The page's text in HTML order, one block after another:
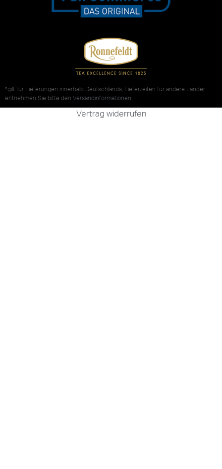
*gilt für Lieferungen innerhalb Deutschlands, Lieferzeiten für andere Länder
entnehmen Sie bitte den Versandinformationen
Vertrag widerrufen